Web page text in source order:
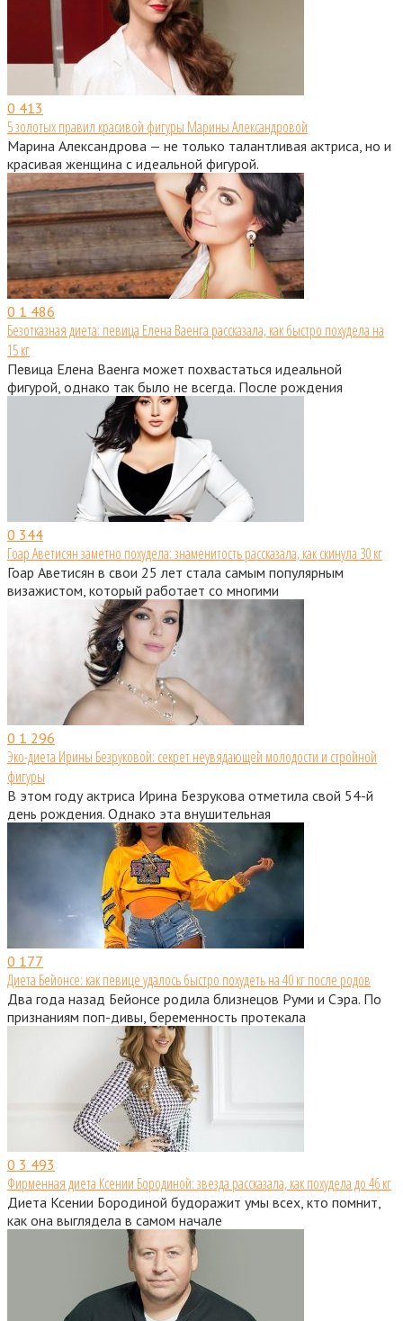
0 413
5 золотых правил красивой фигуры Марины Александровой
Марина Александрова — не только талантливая актриса, но и
красивая женщина с идеальной фигурой.
0 1 486
Безотказная диета: певица Елена Ваенга рассказала, как быстро похудела на
15 кг
Певица Елена Ваенга может похвастаться идеальной
фигурой, однако так было не всегда. После рождения
0 344
Гоар Аветисян заметно похудела: знаменитость рассказала, как скинула 30 кг
Гоар Аветисян в свои 25 лет стала самым популярным
визажистом, который работает со многими
0 1 296
Эко-диета Ирины Безруковой: секрет неувядающей молодости и стройной
фигуры
В этом году актриса Ирина Безрукова отметила свой 54-й
день рождения. Однако эта внушительная
0 177
Диета Бейонсе: как певице удалось быстро похудеть на 40 кг после родов
Два года назад Бейонсе родила близнецов Руми и Сэра. По
признаниям поп-дивы, беременность протекала
0 3 493
Фирменная диета Ксении Бородиной: звезда рассказала, как похудела до 46 кг
Диета Ксении Бородиной будоражит умы всех, кто помнит,
как она выглядела в самом начале